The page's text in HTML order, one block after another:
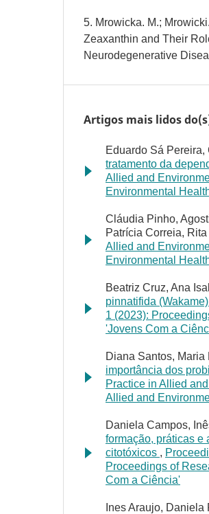
5. Mrowicka. M.;
Zeaxanthin and Their
Neurodegenerative
Artigos mais lidos
Eduardo Sá
tratamento da
Allied and
Environmental
Cláudia Pinho,
Patrícia Correia,
Allied and
Environmental
Beatriz Cruz, Ana
pinnatifida (Wakame)
1 (2023):
'Jovens Com a
Diana Santos,
importância dos
Practice in Allied
Allied and
Daniela Campos,
formação, práticas e
citotóxicos ,
Proceedings of
Com a Ciência'
Ines Araujo,